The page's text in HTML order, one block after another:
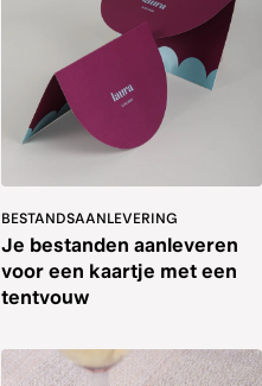
BESTANDSAANLEVERING
Je bestanden aanleveren
voor een kaartje met een
tentvouw